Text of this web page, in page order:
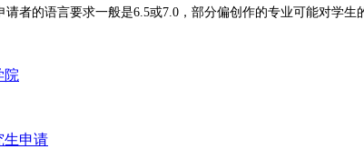
请者的语言要求一般是6.5或7.0，部分偏创作的专业可能对学生
院
生申请